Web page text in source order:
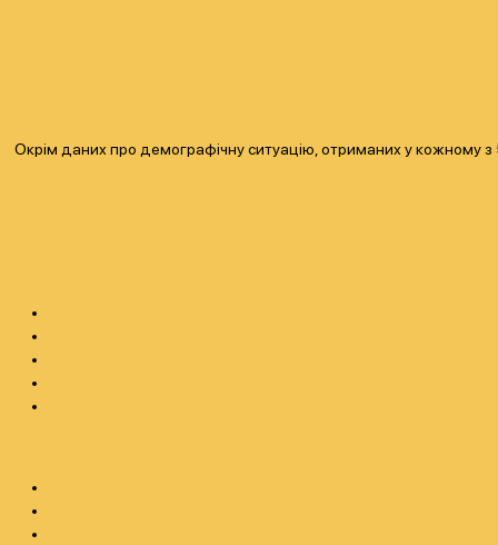
Окрім даних про демографічну ситуацію, отриманих у кожному з 5